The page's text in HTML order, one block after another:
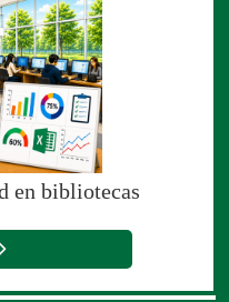
en bibliotecas